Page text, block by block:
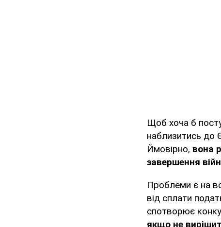
Щоб хоча б
наблизитись до
Ймовірно, вона
завершення
Проблеми є на
від сплати
спотворює
якщо не